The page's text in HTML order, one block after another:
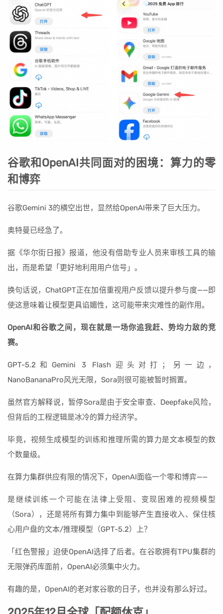
谷歌和OpenAI共同面对的困境：算力的零
和博弈
谷歌Gemini 3的横空出世，显然给OpenAI带来了巨大压力。
奥特曼已经急了。
据《华尔街日报》报道，他没有借助专业人员来审核工具的输
出，而是希望「更好地利用用户信号」。
换句话说，ChatGPT正在加倍重视用户反馈以提升参与度——即
使这意味着让模型更具谄媚性，这可能带来灾难性的副作用。
OpenAI和谷歌之间，现在就是一场你追我赶、势均力敌的竞
赛。
GPT-5.2和Gemini 3 Flash迎头对打；另一边，
NanoBananaPro风光无限，Sora则很可能被暂时搁置。
虽然官方解释说，暂停Sora是由于安全审查、Deepfake风险，
但背后的工程逻辑是冰冷的算力经济学。
毕竟，视频生成模型的训练和推理所需的算力是文本模型的数
个数量级。
在算力集群供应有限的情况下，OpenAI面临一个零和博弈——
是继续训练一个可能在法律上受阻、变现困难的视频模型
（Sora），还是将所有算力集中到能够产生直接收入、保住核
心用户盘的文本/推理模型（GPT-5.2）上？
「红色警报」迫使OpenAI选择了后者。在谷歌拥有TPU集群的
无限弹药库面前，OpenAI必须集中火力。
有趣的是，OpenAI的老对家谷歌的日子，也并没有那么好过。